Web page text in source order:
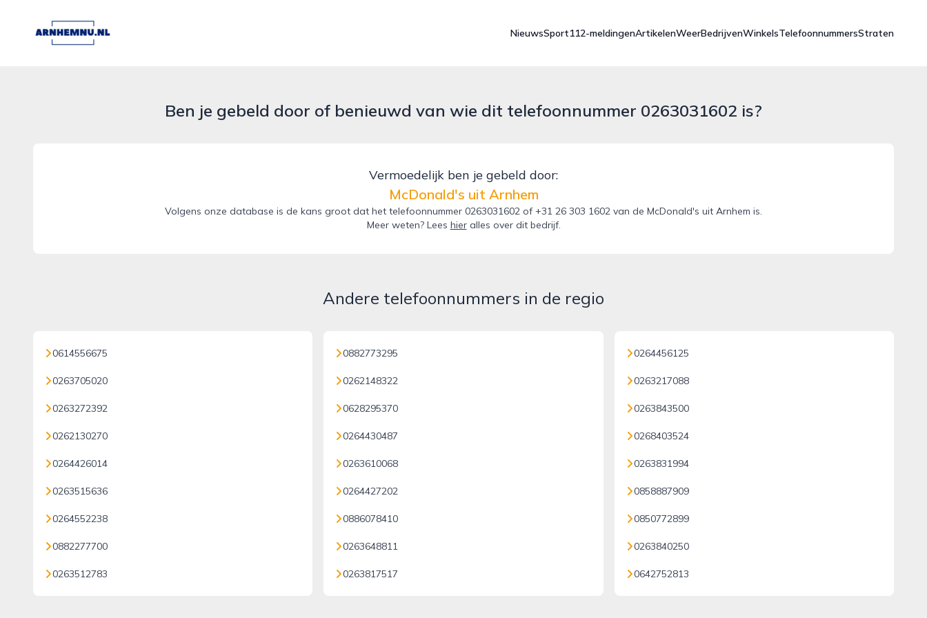
arnhemnu.nl
NieuwsSport112-meldingenArtikelenWeerBedrijvenWinkelsTelefoonnummersStraten
Ben je gebeld door of benieuwd van wie dit telefoonnummer 0263031602 is?
Vermoedelijk ben je gebeld door:
McDonald's uit Arnhem
Volgens onze database is de kans groot dat het telefoonnummer 0263031602 of +31 26 303 1602 van de McDonald's uit Arnhem is.
Meer weten? Lees hieralles over dit bedrijf.
Andere telefoonnummers in de regio
0614556675
0263705020
0263272392
0262130270
0264426014
0263515636
0264552238
0882277700
0263512783
0882773295
0262148322
0628295370
0264430487
0263610068
0264427202
0886078410
0263648811
0263817517
0264456125
0263217088
0263843500
0268403524
0263831994
0858887909
0850772899
0263840250
0642752813